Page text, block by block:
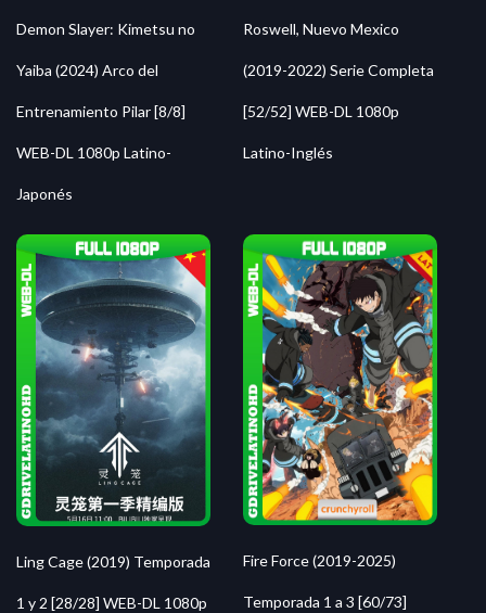
Demon Slayer: Kimetsu no
Yaiba (2024) Arco del
Entrenamiento Pilar [8/8]
WEB-DL 1080p Latino-
Japonés
Roswell, Nuevo Mexico
(2019-2022) Serie Completa
[52/52] WEB-DL 1080p
Latino-Inglés
Ling Cage (2019) Temporada
1 y 2 [28/28] WEB-DL 1080p
Fire Force (2019-2025)
Temporada 1 a 3 [60/73]